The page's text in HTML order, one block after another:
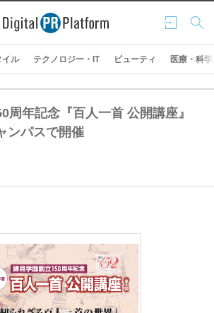
ログ
イン
検索
イル テクノロジー・IT ビューティ 医療・科学
周年記念『百人一首 公開講座』
ンパスで開催